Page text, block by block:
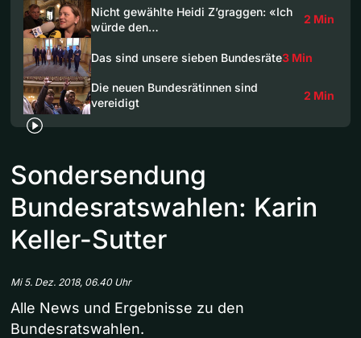
Nicht gewählte Heidi Z’graggen: «Ich
würde den…
2 Min
Das sind unsere sieben Bundesräte3 Min
Die neuen Bundesrätinnen sind
vereidigt
2 Min
Sondersendung
Bundesratswahlen: Karin
Keller-Sutter
Mi 5. Dez. 2018, 06.40 Uhr
Alle News und Ergebnisse zu den
Bundesratswahlen.